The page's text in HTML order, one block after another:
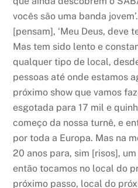
vocês são uma banda
[pensam], ‘Meu Deus, deve
Mas tem sido lento e
qualquer tipo de local,
pessoas até onde estamos
próximo show que vamos
esgotada para 17 mil e
começo da nossa turnê, e
por toda a Europa. Mas na
20 anos para, sim [risos],
então tocamos no local do
próximo passo, local do